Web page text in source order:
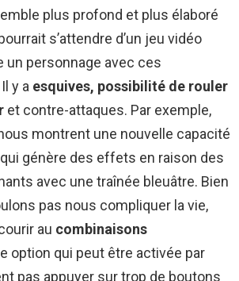
plus profond et plus élaboré
s’attendre d’un jeu vidéo
un personnage avec ces
y a esquives, possibilité de rouler
et contre-attaques. Par exemple,
montrent une nouvelle capacité
génère des effets en raison des
avec une traînée bleuâtre. Bien
pas nous compliquer la vie,
au combinaisons
option qui peut être activée par
pas appuyer sur trop de boutons